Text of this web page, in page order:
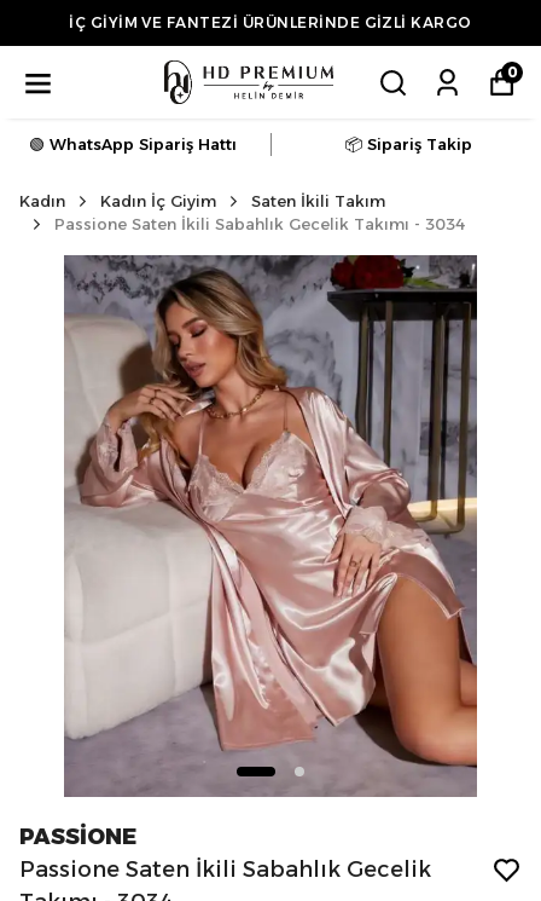
3.500 TL ÜZERİ ALIŞVERİŞLERDE KARGO ÜCRETSİZ
0
🟢 WhatsApp Sipariş Hattı 📦 Sipariş Takip
Kadın Kadın İç Giyim
Saten İkili Takım
Passione Saten İkili Sabahlık Gecelik Takımı - 3034
PASSİONE
Passione Saten İkili Sabahlık Gecelik